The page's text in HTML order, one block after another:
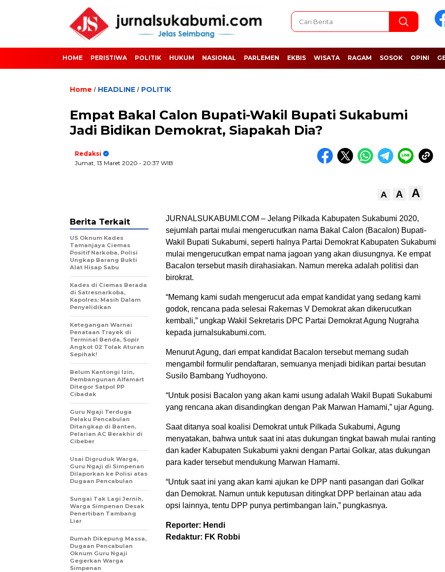
HOME PERISTIWA POLITIK HUKUM NASIONAL PARLEMEN EKBIS WISATA RAGAM SOSOK OPINI
Home / HEADLINE / POLITIK
Empat Bakal Calon Bupati-Wakil Bupati Sukabumi
Jadi Bidikan Demokrat, Siapakah Dia?
Redaksi
Jumat, 13 Maret 2020 - 20:37 WIB
A A A
JURNALSUKABUMI.COM – Jelang Pilkada Kabupaten Sukabumi 2020,
sejumlah partai mulai mengerucutkan nama Bakal Calon (Bacalon) Bupati-
Wakil Bupati Sukabumi, seperti halnya Partai Demokrat Kabupaten Sukabumi
mulai mengerucutkan empat nama jagoan yang akan diusungnya. Ke empat
Bacalon tersebut masih dirahasiakan. Namun mereka adalah politisi dan
birokrat.
“Memang kami sudah mengerucut ada empat kandidat yang sedang kami
godok, rencana pada selesai Rakernas V Demokrat akan dikerucutkan
kembali,” ungkap Wakil Sekretaris DPC Partai Demokrat Agung Nugraha
kepada jurnalsukabumi.com.
Menurut Agung, dari empat kandidat Bacalon tersebut memang sudah
mengambil formulir pendaftaran, semuanya menjadi bidikan partai besutan
Susilo Bambang Yudhoyono.
“Untuk posisi Bacalon yang akan kami usung adalah Wakil Bupati Sukabumi
yang rencana akan disandingkan dengan Pak Marwan Hamami,” ujar Agung.
Saat ditanya soal koalisi Demokrat untuk Pilkada Sukabumi, Agung
menyatakan, bahwa untuk saat ini atas dukungan tingkat bawah mulai ranting
dan kader Kabupaten Sukabumi yakni dengan Partai Golkar, atas dukungan
para kader tersebut mendukung Marwan Hamami.
“Untuk saat ini yang akan kami ajukan ke DPP nanti pasangan dari Golkar
dan Demokrat. Namun untuk keputusan ditingkat DPP berlainan atau ada
opsi lainnya, tentu DPP punya pertimbangan lain,” pungkasnya.
Reporter: Hendi
Redaktur: FK Robbi
Berita Terkait
US Oknum Kades
Tamanjaya Ciemas
Positif Narkoba, Polisi
Ungkap Barang Bukti
Alat Hisap Sabu
Kades di Ciemas Berada
di Satresnarkoba,
Kapolres: Masih Dalam
Penyelidikan
Ketegangan Warnai
Penataan Trayek di
Terminal Benda, Sopir
Angkot 02 Tolak Aturan
Sepihak!
Belum Kantongi Izin,
Pembangunan Alfamart
Ditegor Satpol PP
Cibadak
Guru Ngaji Terduga
Pelaku Pencabulan
Ditangkap di Banten,
Pelarian AC Berakhir di
Cibeber
Usai Digruduk Warga,
Guru Ngaji di Simpenan
Dilaporkan ke Polisi atas
Dugaan Pencabulan
Sungai Tak Lagi Jernih,
Warga Simpenan Desak
Penertiban Tambang
Liar
Rumah Dikepung Massa,
Dugaan Pencabulan
Oknum Guru Ngaji
Gegerkan Warga
Simpenan